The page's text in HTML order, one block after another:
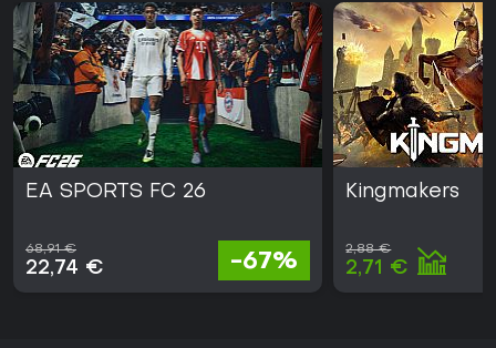
EA SPORTS FC 26
68,91 €
22,74 € -67%
Kingmakers
2,88 €
2,71 €